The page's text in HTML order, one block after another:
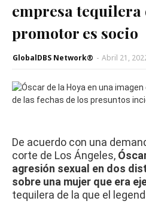
empresa tequilera
promotor es socio
GlobalDBS Network® - Abril 21,
De acuerdo con una
corte de Los Ángeles,
agresión sexual en dos
sobre una mujer que era
tequilera de la que el